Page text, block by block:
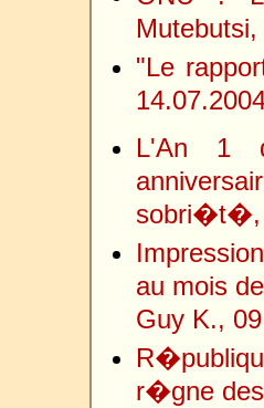
"Le
L'An 1
sobri�t�,
au mois
Guy K.,
r�gne